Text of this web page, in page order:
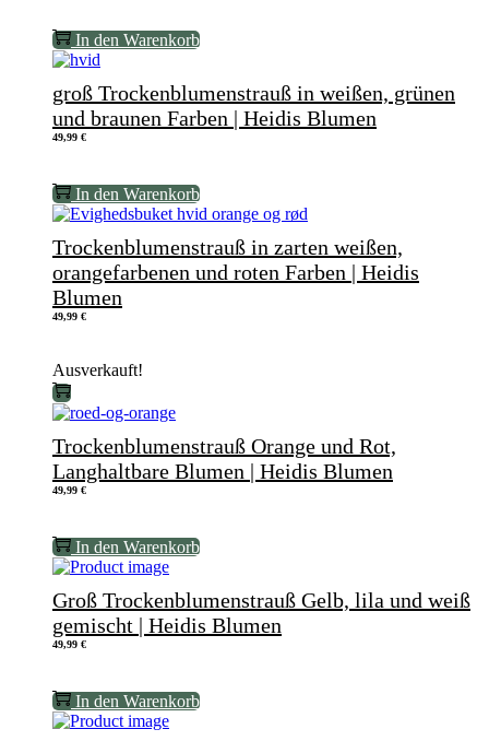
In den Warenkorb
groß Trockenblumenstrauß in weißen, grünen
und braunen Farben | Heidis Blumen
49,99 €
In den Warenkorb
Trockenblumenstrauß in zarten weißen,
orangefarbenen und roten Farben | Heidis
Blumen
49,99 €
Ausverkauft!
Trockenblumenstrauß Orange und Rot,
Langhaltbare Blumen | Heidis Blumen
49,99 €
In den Warenkorb
Groß Trockenblumenstrauß Gelb, lila und weiß
gemischt | Heidis Blumen
49,99 €
In den Warenkorb